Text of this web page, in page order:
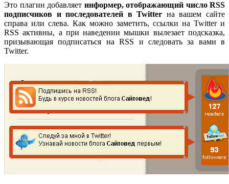
Это плагин добавляет информер, отображающий число RSS
подписчиков и последователей в Twitter на вашем сайте
справа или слева. Как можно заметить, ссылки на Twitter и
RSS активны, а при наведении мышки вылезает подсказка,
призывающая подписаться на RSS и следовать за вами в
Twitter.